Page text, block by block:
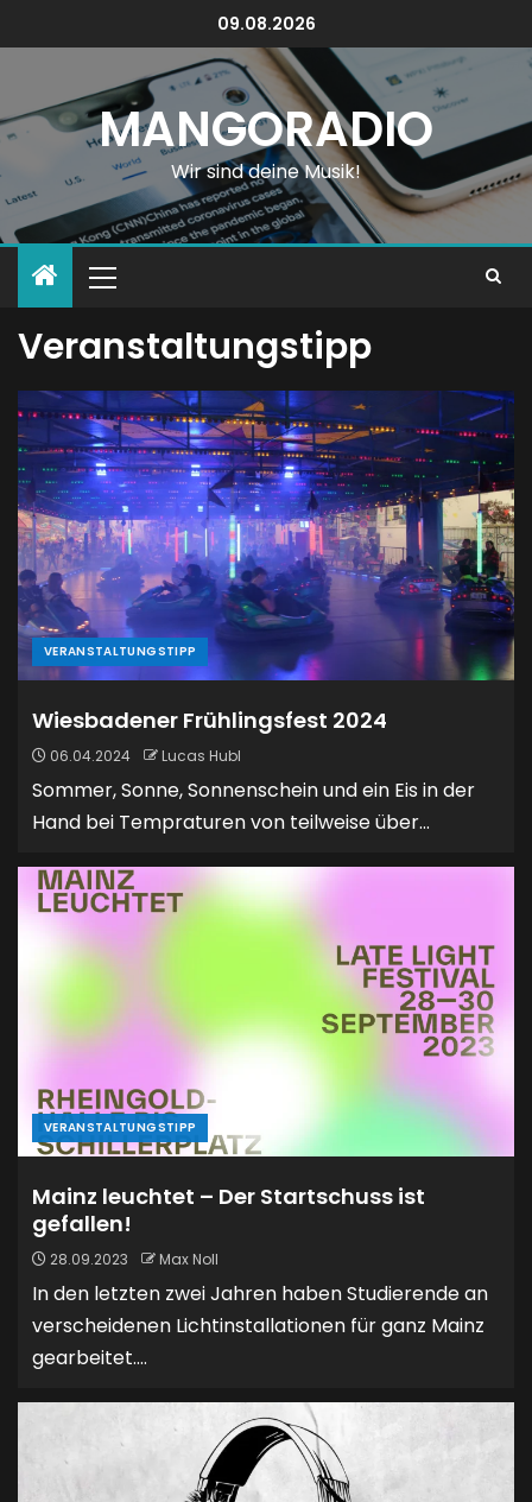
09.08.2026
MANGORADIO
Wir sind deine Musik!
Veranstaltungstipp
VERANSTALTUNGSTIPP
Wiesbadener Frühlingsfest 2024
06.04.2024 Lucas Hubl
Sommer, Sonne, Sonnenschein und ein Eis in der
Hand bei Tempraturen von teilweise über...
VERANSTALTUNGSTIPP
Mainz leuchtet – Der Startschuss ist
gefallen!
28.09.2023 Max Noll
In den letzten zwei Jahren haben Studierende an
verscheidenen Lichtinstallationen für ganz Mainz
gearbeitet....